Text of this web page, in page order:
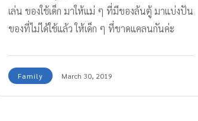
เล่น ของใช้เด็ก มาให้แม่ ๆ ที่มีของล้นตู้ มาแบ่งปัน
ของที่ไม่ได้ใช้แล้ว ให้เด็ก ๆ ที่ขาดแคลนกันค่ะ
Family March 30, 2019